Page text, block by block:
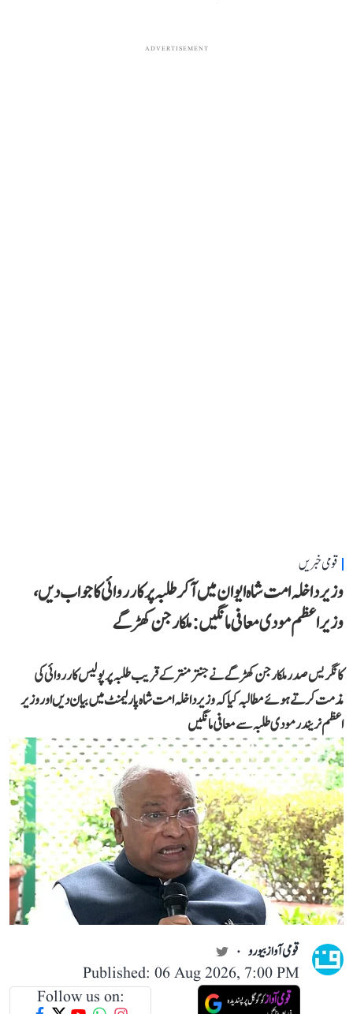
ADVERTISEMENT
قومی خبریں
وزیر داخلہ امت شاہ ایوان میں آ کر طلبہ پر کارروائی کا جواب دیں،
وزیر اعظم مودی معافی مانگیں: ملکارجن کھڑگے
کانگریس صدر ملکارجن کھڑگے نے جنتر منتر کے قریب طلبہ پر پولیس کارروائی کی
مذمت کرتے ہوئے مطالبہ کیا کہ وزیر داخلہ امت شاہ پارلیمنٹ میں بیان دیں اور وزیر
اعظم نریندر مودی طلبہ سے معافی مانگیں
قومی آواز بیورو
Published: 06 Aug 2026, 7:00 PM
Follow us on: